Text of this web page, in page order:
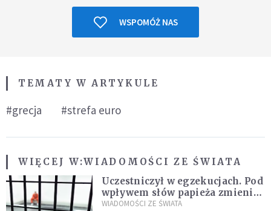
WSPOMÓŻ NAS
TEMATY W ARTYKULE
#grecja #strefa euro
WIĘCEJ W:WIADOMOŚCI ZE ŚWIATA
Uczestniczył w egzekucjach. Pod
wpływem słów papieża zmienił
zdanie
WIADOMOŚCI ZE ŚWIATA